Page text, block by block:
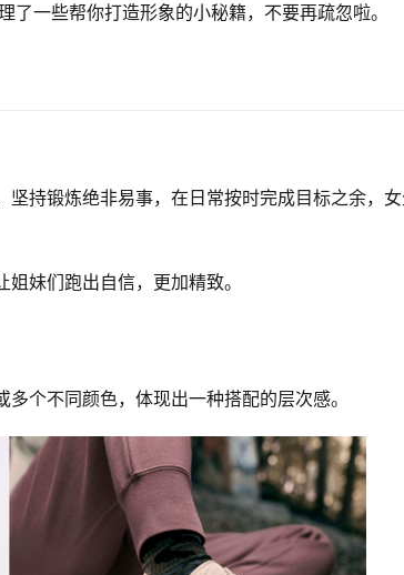
一些帮你打造形象的小秘籍，不要再疏忽啦。
姐妹们跑出自信，更加精致。
个不同颜色，体现出一种搭配的层次感。